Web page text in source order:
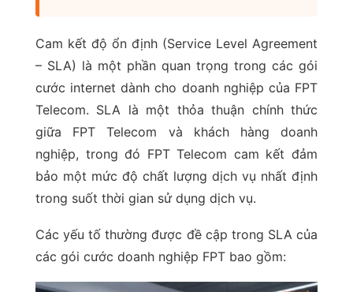
Cam kết độ ổn định (Service Level Agreement
– SLA) là một phần quan trọng trong các gói
cước internet dành cho doanh nghiệp của FPT
Telecom. SLA là một thỏa thuận chính thức
giữa FPT Telecom và khách hàng doanh
nghiệp, trong đó FPT Telecom cam kết đảm
bảo một mức độ chất lượng dịch vụ nhất định
trong suốt thời gian sử dụng dịch vụ.
Các yếu tố thường được đề cập trong SLA của
các gói cước doanh nghiệp FPT bao gồm: